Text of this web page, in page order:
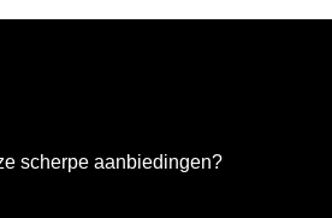
scherpe aanbiedingen?